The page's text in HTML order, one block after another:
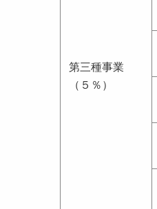
第三種事業
（５％）